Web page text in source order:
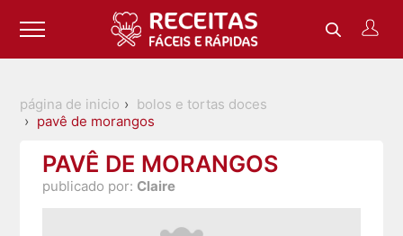
página de inicio
bolos e tortas doces
pavê de morangos
PAVÊ DE MORANGOS
publicado por: Claire